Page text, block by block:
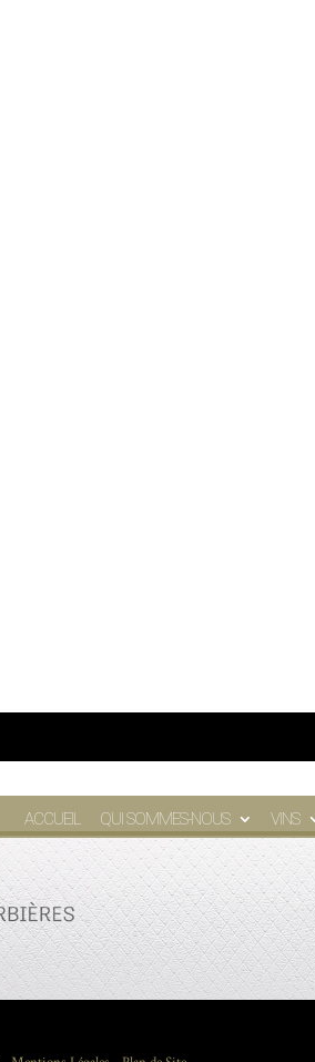
ACCUEIL QUI SOMMES-NOUS VINS